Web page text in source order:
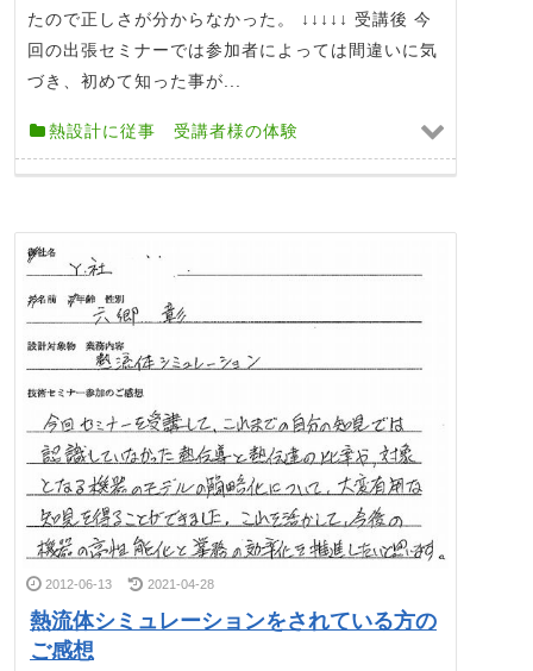
たので正しさが分からなかった。 ↓↓↓↓↓ 受講後 今
回の出張セミナーでは参加者によっては間違いに気
づき、初めて知った事が...
熱設計に従事 受講者様の体験
2012-06-13 2021-04-28
熱流体シミュレーションをされている方の
ご感想